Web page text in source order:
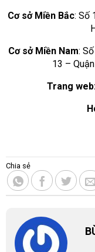
Cơ sở Miền Bắc: Số
Cơ sở Miền Nam:
13 –
Trang
Chia sẻ